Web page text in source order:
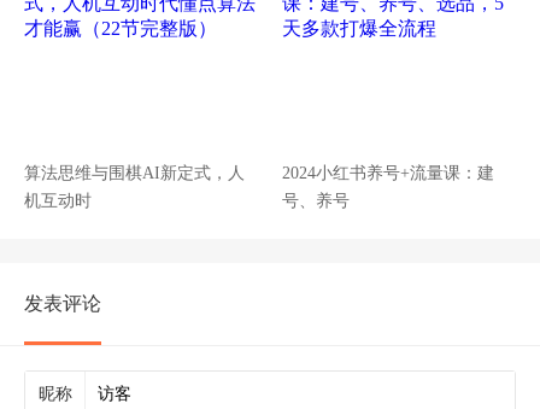
算法思维与围棋AI新定式，人
机互动时
2024小红书养号+流量课：建
号、养号
发表评论
昵称